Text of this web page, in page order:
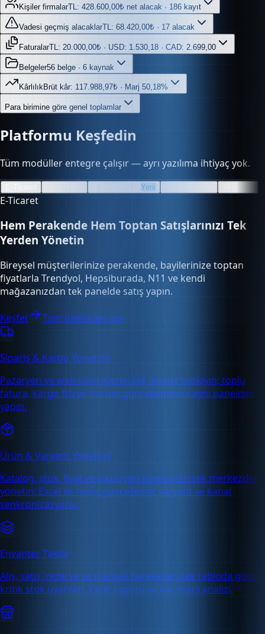
Vadesi geçmiş alacaklarTL: 68.420,00₺ · 17 alacak
FaturalarTL: 20.000,00₺ · USD: 1.530,18 · CAD: 2.699,00
Belgeler56 belge · 6 kaynak
KârlılıkBrüt kâr: 117.988,97₺ · Marj 50,18%
Para birimine göre genel toplamlar
Platformu Keşfedin
Tüm modüller entegre çalışır — ayrı yazılıma ihtiyaç yok.
E-Ticaret Hızlı Satış Bayi & Toptan Yeni Ön Muhasebe Web Site
E-Ticaret
Hem Perakende Hem Toptan Satışlarınızı Tek
Yerden Yönetin
Bireysel müşterilerinize perakende, bayilerinize toptan
fiyatlarla Trendyol, Hepsiburada, N11 ve kendi
mağazanızdan tek panelde satış yapın.
Keşfet Tüm özellikleri gör
Sipariş & Kargo Yönetimi
Pazaryeri ve web siparişlerini tek listede toplayın; toplu
fatura, kargo fişi ve durum güncellemesini aynı panelden
yapın.
Ürün & Varyant Yönetimi
Katalog, stok, fiyat ve pazaryeri listelerinizi tek merkezden
yönetin; Excel ile toplu güncelleme, varyant ve kanal
senkronizasyonu.
Envanter Takibi
Alış, satış, rezerve ve manuel hareketleri tek tabloda görün;
kritik stok uyarıları, Excel raporu ve kâr marjı analizi.
Pazaryeri Entegrasyonları